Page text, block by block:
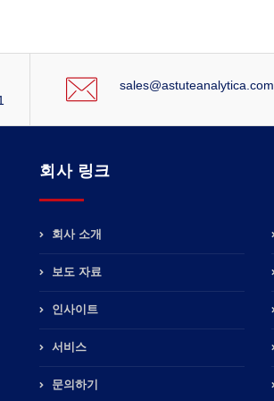
sales@astuteanalytica.com
회사 링크
회사 소개
보도 자료
인사이트
서비스
문의하기